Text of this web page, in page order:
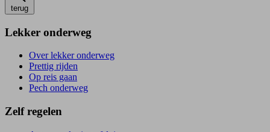
terug
Lekker onderweg
Over lekker onderweg
Prettig rijden
Op reis gaan
Pech onderweg
Zelf regelen